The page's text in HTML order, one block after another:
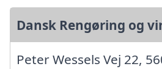
Dansk Rengøring og
Peter Wessels Vej 22,